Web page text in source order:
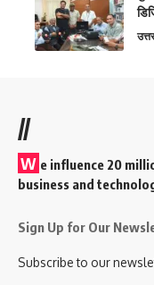
//
W e influence 20
business and
Sign Up for Our
Subscribe to our